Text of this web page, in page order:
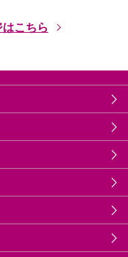
こちら